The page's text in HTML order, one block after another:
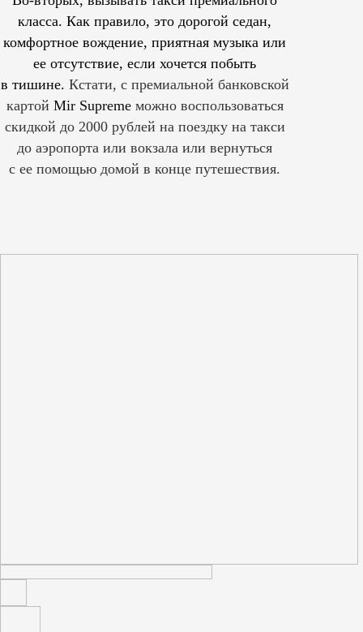
класса. Как правило, это дорогой седан,
комфортное вождение, приятная музыка или
ее отсутствие, если хочется побыть
в тишине. Кстати, с премиальной банковской
картой Mir Supreme можно воспользоваться
скидкой до 2000 рублей на поездку на такси
до аэропорта или вокзала или вернуться
с ее помощью домой в конце путешествия.